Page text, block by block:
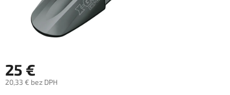
25 €
20,33 € bez DPH